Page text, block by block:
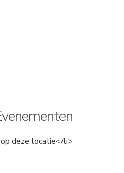
deze locatie</li>